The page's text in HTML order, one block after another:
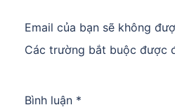
Email của bạn sẽ không
Các trường bắt buộc được
Bình luận *